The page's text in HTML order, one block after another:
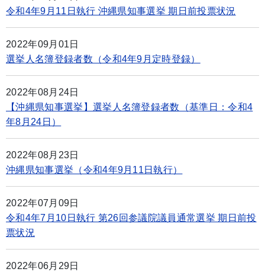
令和4年9月11日執行 沖縄県知事選挙 期日前投票状況
2022年09月01日
選挙人名簿登録者数（令和4年9月定時登録）
2022年08月24日
【沖縄県知事選挙】選挙人名簿登録者数（基準日：令和4
年8月24日）
2022年08月23日
沖縄県知事選挙（令和4年9月11日執行）
2022年07月09日
令和4年7月10日執行 第26回参議院議員通常選挙 期日前投
票状況
2022年06月29日